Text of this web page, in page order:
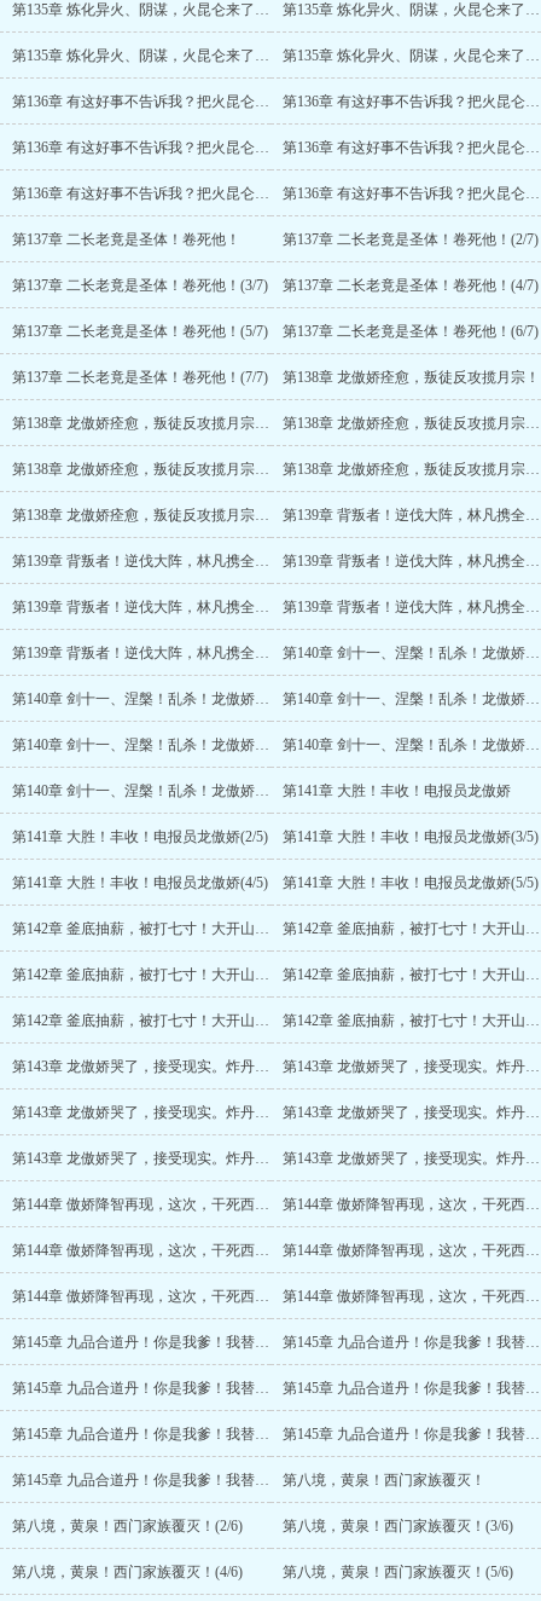
第135章 炼化异火、阴谋，火昆仑来了，火昆仑傻了！(3/6) 第135章 炼化异火、阴谋，火昆仑来了，火昆仑傻了！(4/6)
第135章 炼化异火、阴谋，火昆仑来了，火昆仑傻了！(5/6) 第135章 炼化异火、阴谋，火昆仑来了，火昆仑傻了！(6/6)
第136章 有这好事不告诉我？把火昆仑钓成翘嘴！ 第136章 有这好事不告诉我？把火昆仑钓成翘嘴！(2/6)
第136章 有这好事不告诉我？把火昆仑钓成翘嘴！(3/6) 第136章 有这好事不告诉我？把火昆仑钓成翘嘴！(4/6)
第136章 有这好事不告诉我？把火昆仑钓成翘嘴！(5/6) 第136章 有这好事不告诉我？把火昆仑钓成翘嘴！(6/6)
第137章 二长老竟是圣体！卷死他！ 第137章 二长老竟是圣体！卷死他！(2/7)
第137章 二长老竟是圣体！卷死他！(3/7) 第137章 二长老竟是圣体！卷死他！(4/7)
第137章 二长老竟是圣体！卷死他！(5/7) 第137章 二长老竟是圣体！卷死他！(6/7)
第137章 二长老竟是圣体！卷死他！(7/7) 第138章 龙傲娇痊愈，叛徒反攻揽月宗！
第138章 龙傲娇痊愈，叛徒反攻揽月宗！(2/6) 第138章 龙傲娇痊愈，叛徒反攻揽月宗！(3/6)
第138章 龙傲娇痊愈，叛徒反攻揽月宗！(4/6) 第138章 龙傲娇痊愈，叛徒反攻揽月宗！(5/6)
第138章 龙傲娇痊愈，叛徒反攻揽月宗！(6/6) 第139章 背叛者！逆伐大阵，林凡携全宗战大能！
第139章 背叛者！逆伐大阵，林凡携全宗战大能！(2/6) 第139章 背叛者！逆伐大阵，林凡携全宗战大能！(3/6)
第139章 背叛者！逆伐大阵，林凡携全宗战大能！(4/6) 第139章 背叛者！逆伐大阵，林凡携全宗战大能！(5/6)
第139章 背叛者！逆伐大阵，林凡携全宗战大能！(6/6) 第140章 剑十一、涅槃！乱杀！龙傲娇羞愤欲绝
第140章 剑十一、涅槃！乱杀！龙傲娇羞愤欲绝(2/6) 第140章 剑十一、涅槃！乱杀！龙傲娇羞愤欲绝(3/6)
第140章 剑十一、涅槃！乱杀！龙傲娇羞愤欲绝(4/6) 第140章 剑十一、涅槃！乱杀！龙傲娇羞愤欲绝(5/6)
第140章 剑十一、涅槃！乱杀！龙傲娇羞愤欲绝(6/6) 第141章 大胜！丰收！电报员龙傲娇
第141章 大胜！丰收！电报员龙傲娇(2/5) 第141章 大胜！丰收！电报员龙傲娇(3/5)
第141章 大胜！丰收！电报员龙傲娇(4/5) 第141章 大胜！丰收！电报员龙傲娇(5/5)
第142章 釜底抽薪，被打七寸！大开山门惊变 第142章 釜底抽薪，被打七寸！大开山门惊变(2/6)
第142章 釜底抽薪，被打七寸！大开山门惊变(3/6) 第142章 釜底抽薪，被打七寸！大开山门惊变(4/6)
第142章 釜底抽薪，被打七寸！大开山门惊变(5/6) 第142章 釜底抽薪，被打七寸！大开山门惊变(6/6)
第143章 龙傲娇哭了，接受现实。炸丹、炸弹？ 第143章 龙傲娇哭了，接受现实。炸丹、炸弹？(2/6)
第143章 龙傲娇哭了，接受现实。炸丹、炸弹？(3/6) 第143章 龙傲娇哭了，接受现实。炸丹、炸弹？(4/6)
第143章 龙傲娇哭了，接受现实。炸丹、炸弹？(5/6) 第143章 龙傲娇哭了，接受现实。炸丹、炸弹？(6/6)
第144章 傲娇降智再现，这次，干死西门家！ 第144章 傲娇降智再现，这次，干死西门家！(2/6)
第144章 傲娇降智再现，这次，干死西门家！(3/6) 第144章 傲娇降智再现，这次，干死西门家！(4/6)
第144章 傲娇降智再现，这次，干死西门家！(5/6) 第144章 傲娇降智再现，这次，干死西门家！(6/6)
第145章 九品合道丹！你是我爹！我替你干死西门家 第145章 九品合道丹！你是我爹！我替你干死西门家(2/7)
第145章 九品合道丹！你是我爹！我替你干死西门家(3/7) 第145章 九品合道丹！你是我爹！我替你干死西门家(4/7)
第145章 九品合道丹！你是我爹！我替你干死西门家(5/7) 第145章 九品合道丹！你是我爹！我替你干死西门家(6/7)
第145章 九品合道丹！你是我爹！我替你干死西门家(7/7) 第八境，黄泉！西门家族覆灭！
第八境，黄泉！西门家族覆灭！(2/6) 第八境，黄泉！西门家族覆灭！(3/6)
第八境，黄泉！西门家族覆灭！(4/6) 第八境，黄泉！西门家族覆灭！(5/6)